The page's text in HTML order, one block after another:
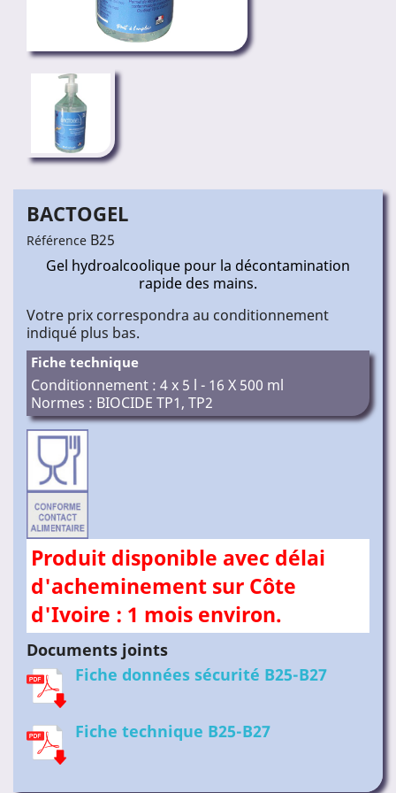
BACTOGEL
Référence B25
Gel hydroalcoolique pour la décontamination
rapide des mains.
Votre prix correspondra au conditionnement
indiqué plus bas.
Fiche technique
Conditionnement : 4 x 5 l - 16 X 500 ml
Normes : BIOCIDE TP1, TP2
Produit disponible avec délai
d'acheminement sur Côte
d'Ivoire : 1 mois environ.
Documents joints
Fiche données sécurité B25-B27
Fiche technique B25-B27